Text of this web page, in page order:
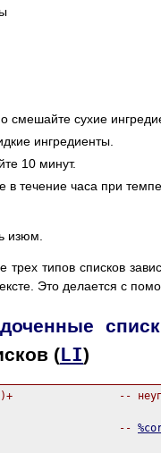
смешайте сухие
ингредиенты.
10 минут.
в течение часа при
изюм.
трех типов списков
Это делается с
(LI)
--
--